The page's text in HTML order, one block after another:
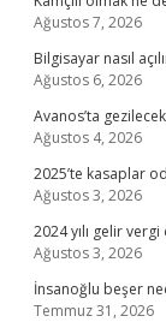
Ağustos 7, 2026
Bilgisayar nasıl
Ağustos 6, 2026
Avanos’ta
Ağustos 4, 2026
2025’te kasaplar
Ağustos 3, 2026
2024 yılı gelir
Ağustos 3, 2026
İnsanoğlu beşer
Temmuz 31, 2026